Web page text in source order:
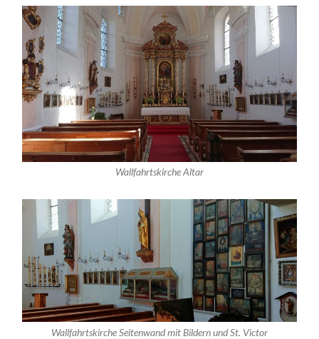
Wallfahrtskirche Altar
Wallfahrtskirche Seitenwand mit Bildern und St. Victor